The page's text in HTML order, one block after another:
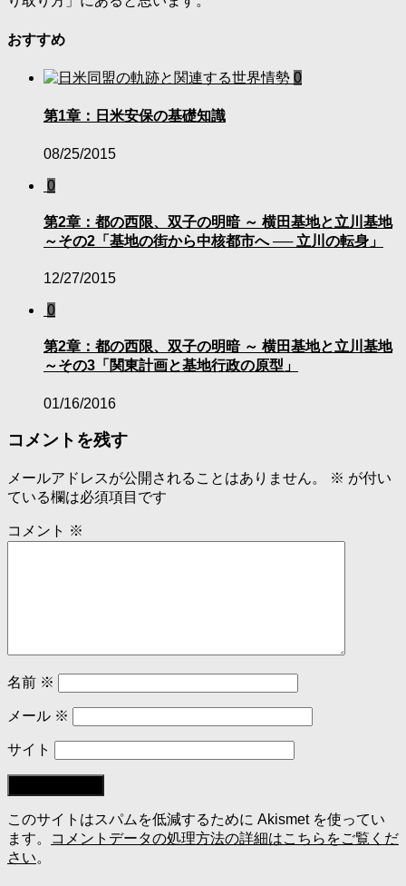
おすすめ
0
第1章：日米安保の基礎知識
08/25/2015
0
第2章：都の西限、双子の明暗 ～ 横田基地と立川基地
～その2「基地の街から中核都市へ ── 立川の転身」
12/27/2015
0
第2章：都の西限、双子の明暗 ～ 横田基地と立川基地
～その3「関東計画と基地行政の原型」
01/16/2016
コメントを残す
メールアドレスが公開されることはありません。 ※ が付い
ている欄は必須項目です
コメント ※
名前 ※
メール ※
サイト
このサイトはスパムを低減するために Akismet を使ってい
ます。
コメントデータの処理方法の詳細はこちらをご覧くだ
さい。